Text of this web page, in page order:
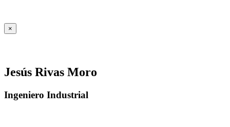
×
Jesús Rivas Moro
Ingeniero Industrial